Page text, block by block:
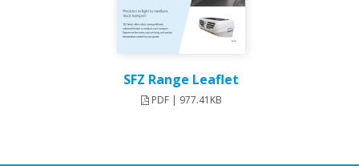
SFZ Range Leaflet
PDF | 977.41KB